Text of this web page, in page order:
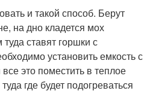
и такой способ. Берут
на дно кладется мох
ставят горшки с
установить емкость с
это поместить в теплое
где будет подогреваться